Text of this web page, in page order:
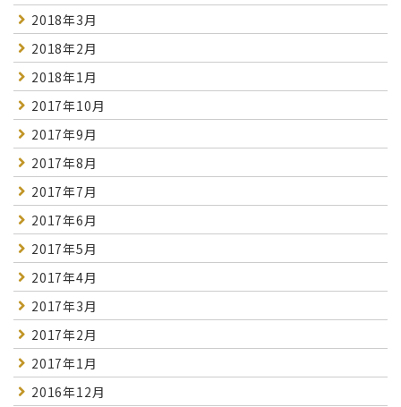
2018年3月
2018年2月
2018年1月
2017年10月
2017年9月
2017年8月
2017年7月
2017年6月
2017年5月
2017年4月
2017年3月
2017年2月
2017年1月
2016年12月